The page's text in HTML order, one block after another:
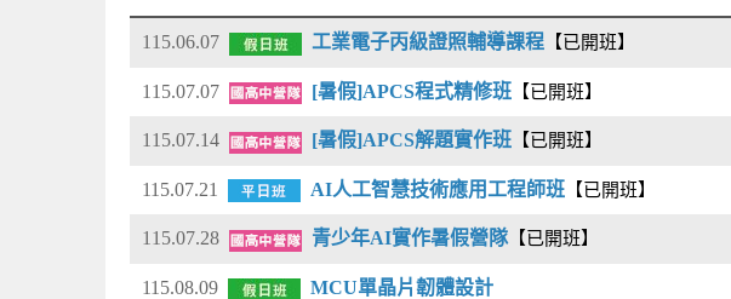
115.06.07 工業電子丙級證照輔導課程 【已開班】
115.07.07 [暑假]APCS程式精修班 【已開班】
115.07.14 [暑假]APCS解題實作班 【已開班】
115.07.21 AI人工智慧技術應用工程師班 【已開班】
115.07.28 青少年AI實作暑假營隊【已開班】
115.08.09 MCU單晶片韌體設計